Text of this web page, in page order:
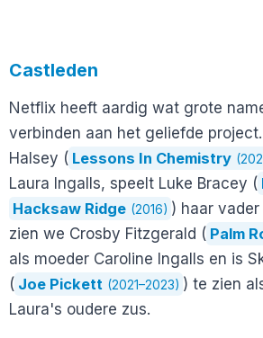
Castleden
Netflix heeft aardig wat grote
verbinden aan het geliefde
Halsey ( Lessons In Chemistry
Laura Ingalls, speelt Luke Bracey (
Hacksaw Ridge (2016) ) haar
zien we Crosby Fitzgerald ( Palm
als moeder Caroline Ingalls en is
( Joe Pickett (2021–2023) ) te zien
Laura's oudere zus.